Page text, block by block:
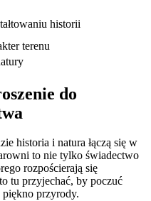
historii
terenu
do
historia i natura łączą się w
to nie tylko świadectwo
rozpościerają się
tu przyjechać, by poczuć
przyrody.